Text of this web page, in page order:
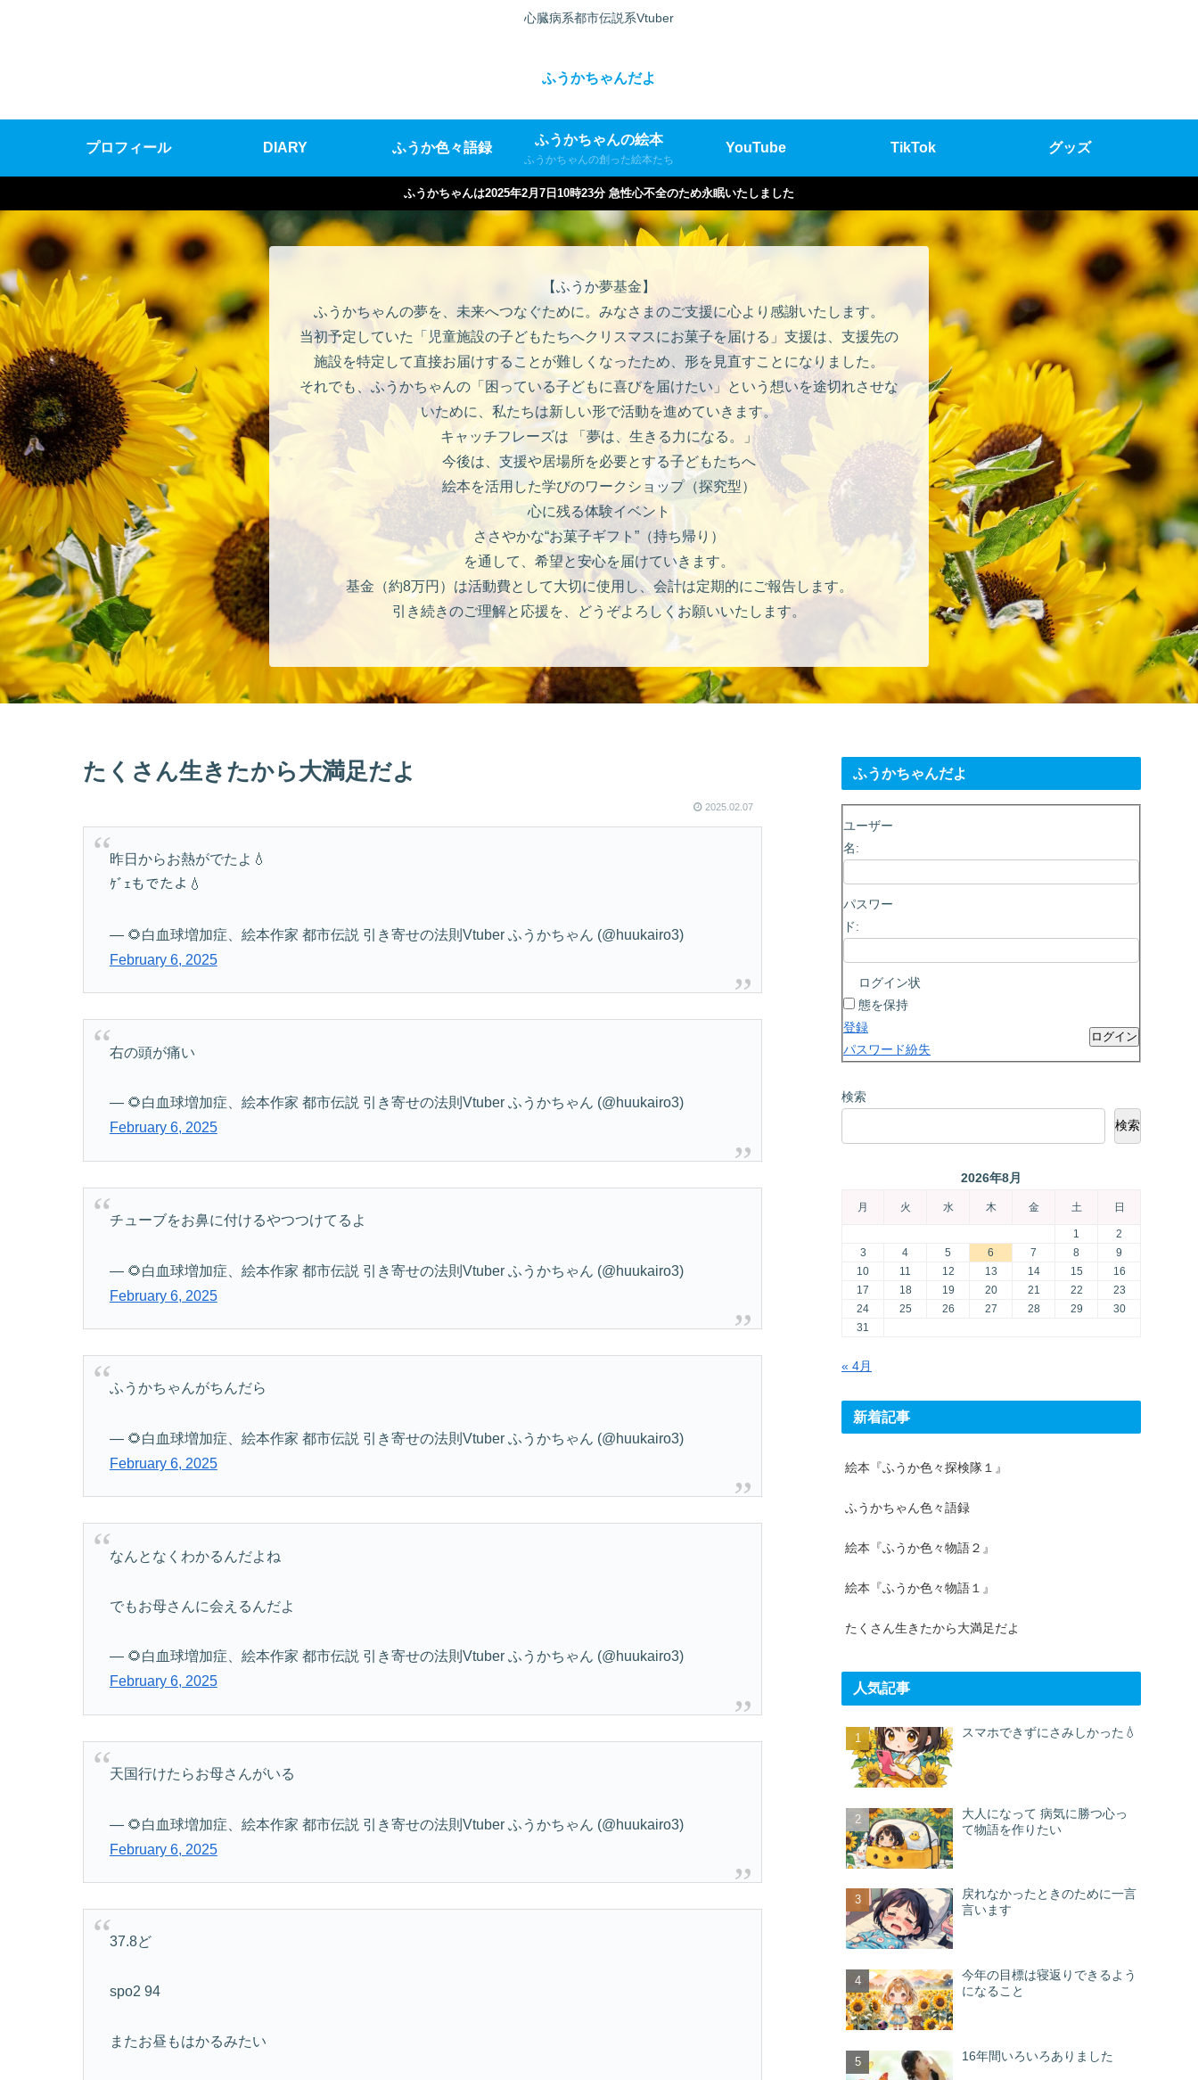
心臓病系都市伝説系Vtuber
ふうかちゃんだよ
プロフィール DIARY ふうか色々語録
ふうかちゃんの絵本
ふうかちゃんの創った絵本たち
YouTube TikTok グッズ
ふうかちゃんは2025年2月7日10時23分 急性心不全のため永眠いたしました
【ふうか夢基金】
ふうかちゃんの夢を、未来へつなぐために。みなさまのご支援に心より感謝いたします。
当初予定していた「児童施設の子どもたちへクリスマスにお菓子を届ける」支援は、支援先の
施設を特定して直接お届けすることが難しくなったため、形を見直すことになりました。
それでも、ふうかちゃんの「困っている子どもに喜びを届けたい」という想いを途切れさせな
いために、私たちは新しい形で活動を進めていきます。
キャッチフレーズは 「夢は、生きる力になる。」
今後は、支援や居場所を必要とする子どもたちへ
絵本を活用した学びのワークショップ（探究型）
心に残る体験イベント
ささやかな“お菓子ギフト”（持ち帰り）
を通して、希望と安心を届けていきます。
基金（約8万円）は活動費として大切に使用し、会計は定期的にご報告します。
引き続きのご理解と応援を、どうぞよろしくお願いいたします。
たくさん生きたから大満足だよ
2025.02.07
昨日からお熱がでたよ💧
ｹﾞｪもでたよ💧
— 🌻白血球増加症、絵本作家 都市伝説 引き寄せの法則Vtuber ふうかちゃん (@huukairo3)
February 6, 2025
右の頭が痛い
— 🌻白血球増加症、絵本作家 都市伝説 引き寄せの法則Vtuber ふうかちゃん (@huukairo3)
February 6, 2025
チューブをお鼻に付けるやつつけてるよ
— 🌻白血球増加症、絵本作家 都市伝説 引き寄せの法則Vtuber ふうかちゃん (@huukairo3)
February 6, 2025
ふうかちゃんがちんだら
— 🌻白血球増加症、絵本作家 都市伝説 引き寄せの法則Vtuber ふうかちゃん (@huukairo3)
February 6, 2025
なんとなくわかるんだよね
でもお母さんに会えるんだよ
— 🌻白血球増加症、絵本作家 都市伝説 引き寄せの法則Vtuber ふうかちゃん (@huukairo3)
February 6, 2025
天国行けたらお母さんがいる
— 🌻白血球増加症、絵本作家 都市伝説 引き寄せの法則Vtuber ふうかちゃん (@huukairo3)
February 6, 2025
37.8ど
spo2 94
またお昼もはかるみたい
ふうかちゃんだよ
ユーザー
名:
パスワー
ド:
ログイン状
態を保持
ログイン
登録
パスワード紛失
検索
検索
2026年8月
月 火 水 木 金 土 日
1
2
3
4 5 6 7 8
9
10
11 12 13 14 15
16
17
18 19 20 21 22
23
24
25 26 27 28 29
30
31
« 4月
新着記事
絵本『ふうか色々探検隊１』
ふうかちゃん色々語録
絵本『ふうか色々物語２』
絵本『ふうか色々物語１』
たくさん生きたから大満足だよ
人気記事
スマホできずにさみしかった💧
大人になって 病気に勝つ心っ
て物語を作りたい
戻れなかったときのために一言
言います
今年の目標は寝返りできるよう
になること
16年間いろいろありました